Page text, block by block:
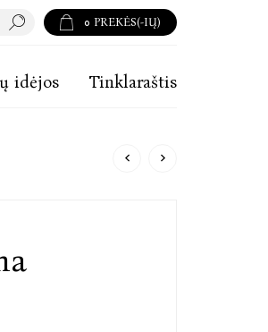
0 PREKĖS(-IŲ)
idėjos Tinklaraštis